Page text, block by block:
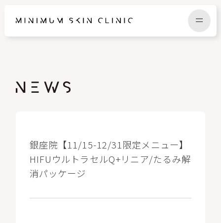
銀座院【11/15-12/31限定メニュー】
HIFUウルトラセルQ+リニア/たるみ解
消パッケージ
CAMPAIGN RECRUIT